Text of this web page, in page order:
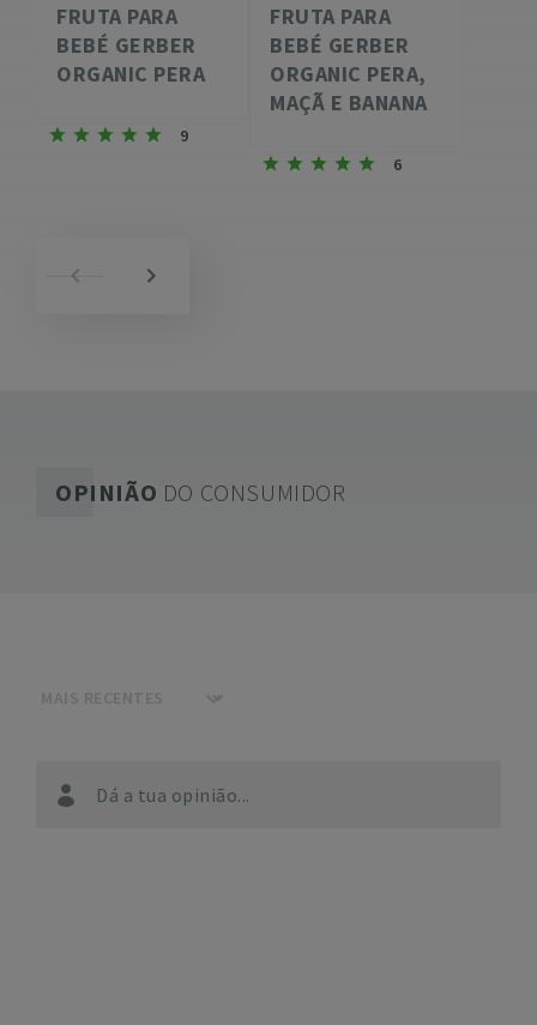
FRUTA PARA
BEBÉ GERBER
ORGANIC PERA
9
FRUTA PARA
BEBÉ GERBER
ORGANIC PERA,
MAÇÃ E BANANA
6
OPINIÃO DO CONSUMIDOR
Dá a tua opinião...